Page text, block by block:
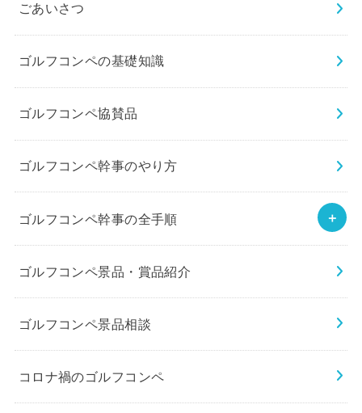
ごあいさつ
ゴルフコンペの基礎知識
ゴルフコンペ協賛品
ゴルフコンペ幹事のやり方
ゴルフコンペ幹事の全手順
ゴルフコンペ景品・賞品紹介
ゴルフコンペ景品相談
コロナ禍のゴルフコンペ